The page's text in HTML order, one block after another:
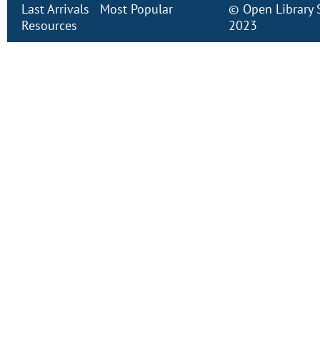
Last Arrivals
Most Popular
Resources
© Open Library
2023